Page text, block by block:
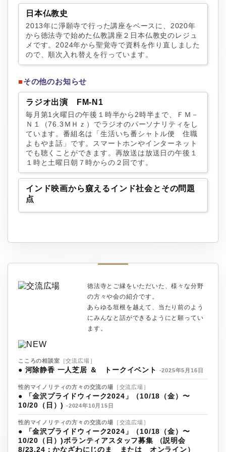
日本仏教史
2013年に淨願寺で行った講座をベースに、2020年
から徳法寺で始めた仏教講座２日本仏教史のレジュ
メです。2024年から聖覚寺で資料を作り直しました
ので、順次入れ替えを行っています。
■その他のお知らせ
ラジオ出演 FM-N1
毎月第1火曜日の午後１時半から2時半まで、ＦＭ－
Ｎ１（76.3ＭＨｚ）でラジオのパーソナリティをし
ています。番組名は「生活いち番シャトル便 住職
よもやま話」です。スマートホンやインターネット
でも聴くことができます。再放送は放送日の午後１
１時と土曜日朝７時からの２回です。
インド映画から窺えるインド社会とその問題
点
徳法寺とご縁をいただいた、様々な分野
の方々や会の紹介です。
あらゆる垣根を越えて、当たり前のよう
にみんなと話ができるようにと願ってい
ます。
こころの相談室 ［交流広場］
● 河除静香 一人芝居 ＆ トークイベント -2025年5月16日
性的マイノリティの方々の交流の場 ［交流広場］
●
「金沢プライドウィーク2024」（10/18（金）〜
10/20（日）) -2024年10月15日
性的マイノリティの方々の交流の場 ［交流広場］
●
「金沢プライドウィーク2024」（10/18（金）〜
10/20（日）)ボランティアスタッフ募集 （説明会
8/23,24：かなざわにじのま または オンライン）